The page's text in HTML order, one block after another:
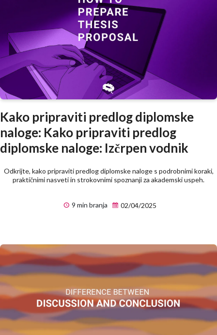
Kako pripraviti predlog diplomske
naloge: Kako pripraviti predlog
diplomske naloge: Izčrpen vodnik
Odkrijte, kako pripraviti predlog diplomske naloge s podrobnimi koraki,
praktičnimi nasveti in strokovnimi spoznanji za akademski uspeh.
9 min branja 02/04/2025